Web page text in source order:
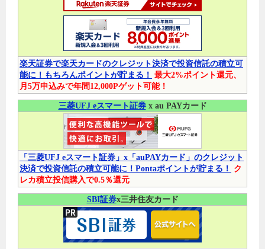
楽天証券で楽天カードのクレジット決済で投資信託の積立可
能に！もちろんポイントが貯まる！ 最大2%ポイント還元、
月5万申込みで年間12,000Pゲット可能！
三菱UFJ eスマート証券x au PAYカード
「三菱UFJ eスマート証券」x「auPAYカード」のクレジット
決済で投資信託の積立可能に！Pontaポイントが貯まる！
ク
レカ積立投信購入で0.5％還元
SBI証券x三井住友カード